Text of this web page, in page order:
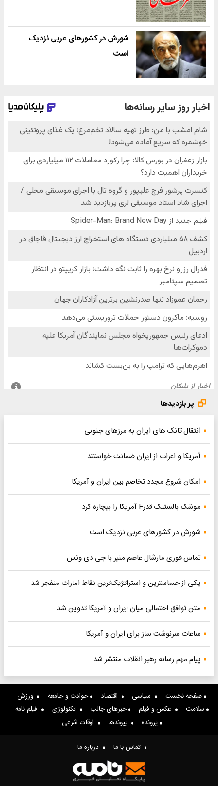
شورش در کشورهای عربی نزدیک
است
پر بازدیدها
انتقال تانک های ایران به مرزهای جنوبی
آمریکا و اعراب از ایران ضمانت خواستند
امکان شروع مجدد تخاصم‌ بین ایران و آمریکا
موشک بالستیک قدرF آمریکا را بیچاره کرد
شورش در کشورهای عربی نزدیک است
تماس فوری مارشال عاصم منیر با جی دی ونس
یکی از حساسترین و استراتژیک‌ترین نقاط امارات منفجر شد
متن توافق احتمالی میان ایران و آمریکا تدوین شد
ساعات سرنوشت ساز برای ایران و آمریکا
پیام مهم رسانه رهبر انقلاب منتشر شد
صفحه نخست سیاسی اقتصاد حوادث و جامعه
ورزش
سلامت
عکس و فیلم خبرهای جالب تکنولوژی
فیلم نامه
پرونده
پیوندها اوقات شرعی
تماس با ما درباره ما